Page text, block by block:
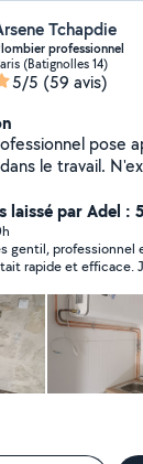
Tchapdie
professionnel
(Batignolles 14)
5/5 (59 avis)
pose
le travail.
privés puisque
ne sont pas
vous trouverez
laissé par Adel :
gentil, professionnel
rapide et efficace.